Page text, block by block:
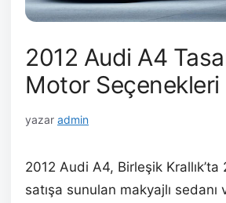
2012 Audi A4
Motor Seçenekleri
yazar admin
2012 Audi A4, Birleşik
satışa sunulan makyajlı